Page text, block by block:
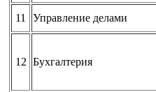
11
Управление делами
12 Бухгалтерия